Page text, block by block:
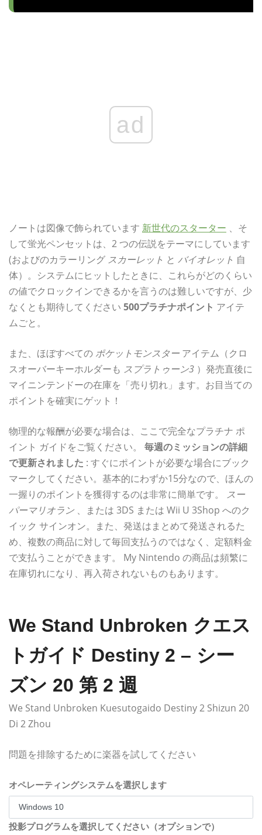
ad
ノートは図像で飾られています 新世代のスターター 、そ
して蛍光ペンセットは、2 つの伝説をテーマにしています
(およびのカラーリング スカーレット と バイオレット 自
体）。システムにヒットしたときに、これらがどのくらい
の値でクロックインできるかを言うのは難しいですが、少
なくとも期待してください 500プラチナポイント アイテ
ムごと。
また、ほぼすべての ポケットモンスター アイテム（クロ
スオーバーキーホルダーも スプラトゥーン3 ）発売直後に
マイニンテンドーの在庫を「売り切れ」ます。お目当ての
ポイントを確実にゲット！
物理的な報酬が必要な場合は、ここで完全なプラチナ ポ
イント ガイドをご覧ください。 毎週のミッションの詳細
で更新されました : すぐにポイントが必要な場合にブック
マークしてください。基本的にわずか15分なので、ほんの
一握りのポイントを獲得するのは非常に簡単です。 スー
パーマリオラン 、または 3DS または Wii U 3Shop へのク
イック サインオン。また、発送はまとめて発送されるた
め、複数の商品に対して毎回支払うのではなく、定額料金
で支払うことができます。 My Nintendo の商品は頻繁に
在庫切れになり、再入荷されないものもあります。
We Stand Unbroken クエス
トガイド Destiny 2 – シー
ズン 20 第 2 週
We Stand Unbroken Kuesutogaido Destiny 2 Shizun 20
Di 2 Zhou
問題を排除するために楽器を試してください
オペレーティングシステムを選択します
投影プログラムを選択してください（オプションで）